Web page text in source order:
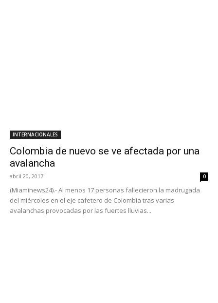
INTERNACIONALES
Colombia de nuevo se ve afectada por una
avalancha
abril 20, 2017 0
(Miaminews24).- Al menos 17 personas fallecieron la madrugada
del miércoles en el eje cafetero de Colombia tras varias
avalanchas provocadas por las fuertes lluvias...